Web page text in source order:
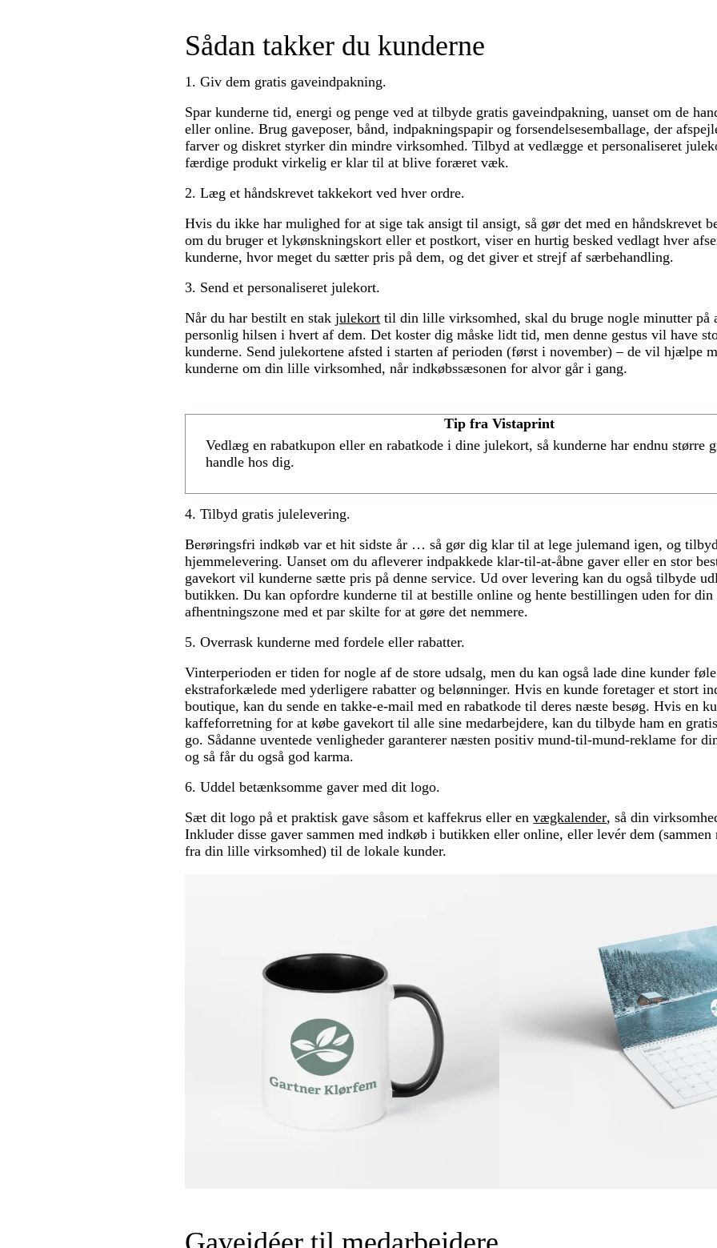
Sådan takker du kunderne
1. Giv dem gratis gaveindpakning.
Spar kunderne tid, energi og penge ved at tilbyde gratis gaveindpakning, uanset om de
eller online. Brug gaveposer, bånd, indpakningspapir og forsendelsesemballage, der
farver og diskret styrker din mindre virksomhed. Tilbyd at vedlægge et personaliseret
færdige produkt virkelig er klar til at blive foræret væk.
2. Læg et håndskrevet takkekort ved hver ordre.
Hvis du ikke har mulighed for at sige tak ansigt til ansigt, så gør det med en håndskrevet
om du bruger et lykønskningskort eller et postkort, viser en hurtig besked vedlagt hver
kunderne, hvor meget du sætter pris på dem, og det giver et strejf af særbehandling.
3. Send et personaliseret julekort.
Når du har bestilt en stakjulekort til din lille virksomhed, skal du bruge nogle minutter på
personlig hilsen i hvert af dem. Det koster dig måske lidt tid, men denne gestus vil have
kunderne. Send julekortene afsted i starten af perioden (først i november) – de vil hjælpe
kunderne om din lille virksomhed, når indkøbssæsonen for alvor går i gang.
Tip fra Vistaprint
Vedlæg en rabatkupon eller en rabatkode i dine julekort, så kunderne har endnu større
handle hos dig.
4. Tilbyd gratis julelevering.
Berøringsfri indkøb var et hit sidste år … så gør dig klar til at lege julemand igen, og
hjemmelevering. Uanset om du afleverer indpakkede klar-til-at-åbne gaver eller en stor
gavekort vil kunderne sætte pris på denne service. Ud over levering kan du også tilbyde
butikken. Du kan opfordre kunderne til at bestille online og hente bestillingen uden for
afhentningszone med et par skilte for at gøre det nemmere.
5. Overrask kunderne med fordele eller rabatter.
Vinterperioden er tiden for nogle af de store udsalg, men du kan også lade dine kunder
ekstraforkælede med yderligere rabatter og belønninger. Hvis en kunde foretager et stort
boutique, kan du sende en takke-e-mail med en rabatkode til deres næste besøg. Hvis en
kaffeforretning for at købe gavekort til alle sine medarbejdere, kan du tilbyde ham en
go. Sådanne uventede venligheder garanterer næsten positiv mund-til-mund-reklame for
og så får du også god karma.
6. Uddel betænksomme gaver med dit logo.
Sæt dit logo på et praktisk gave såsom et kaffekrus eller envægkalender, så din
Inkluder disse gaver sammen med indkøb i butikken eller online, eller levér dem (sammen
fra din lille virksomhed) til de lokale kunder.